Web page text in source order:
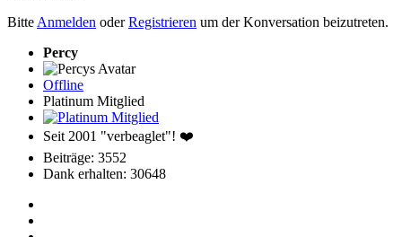
Bitte Anmelden oderRegistrieren um der Konversation beizutreten.
Percy
Offline
Platinum Mitglied
Seit 2001 "verbeaglet"! ❤️
Beiträge: 3552
Dank erhalten: 30648